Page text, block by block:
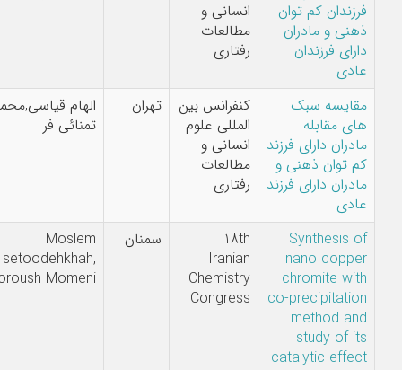
کم توان
و مادران
فرزندان
انسانی و
مطالعات
رفتاری
سبک
دارای فرزند
ذهنی و
دارای فرزند
کنفرانس بین
المللی علوم
انسانی و
مطالعات
رفتاری
تهران
الهام قیاسی,محمد رضا
nano
chromite
co-
method
study
catalytic
18th
Iranian
Chemistry
Congress
Moslem
setoodehkhah,
Soroush Momeni